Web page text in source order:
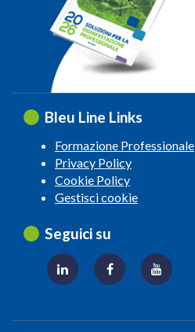
Bleu Line Links
Formazione Professionale
Privacy Policy
Cookie Policy
Gestisci cookie
Seguici su